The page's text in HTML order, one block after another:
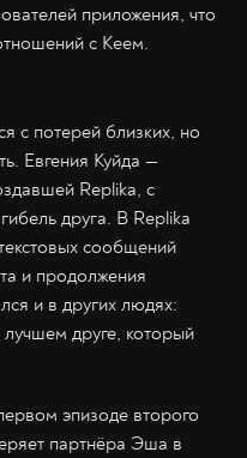
приложения, что
с Кеем.
с потерей близких, но
Евгения Куйда —
Replika, с
друга. В Replika
сообщений
и продолжения
и в других людях:
друге, который
эпизоде второго
партнёра Эша в